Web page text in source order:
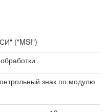
("MSI")
знак по модулю